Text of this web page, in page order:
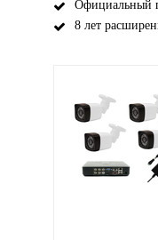
Официальный
8 лет